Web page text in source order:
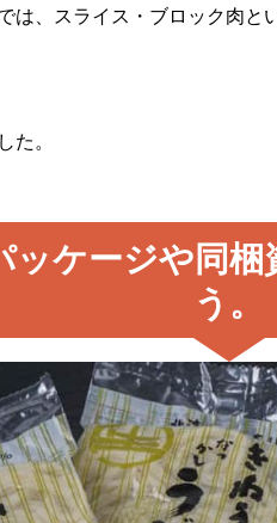
は、スライス・ブロック肉
。
ッケージや同
う。